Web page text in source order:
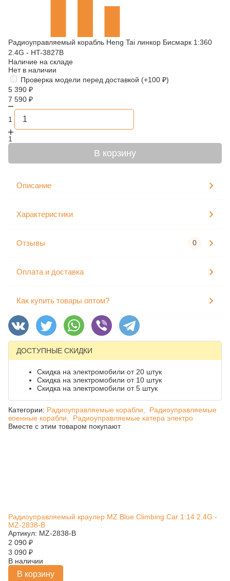
Радиоуправляемый корабль Heng Tai линкор Бисмарк 1:360
2.4G - HT-3827B
Наличие на складе
Нет в наличии
Проверка модели перед доставкой (+100 ₽)
5 390 ₽
7 590 ₽
1
1
В корзину
Описание
Характеристики
Отзывы 0
Оплата и доставка
Как купить товары оптом?
ДОСТУПНЫЕ СКИДКИ
Скидка на электромобили от 20 штук
Скидка на электромобили от 10 штук
Скидка на электромобили от 5 штук
Категории: Радиоуправляемые корабли,
Радиоуправляемые
военные корабли,
Радиоуправляемые катера электро
Вместе с этим товаром покупают
Радиоуправляемый краулер MZ Blue Climbing Car 1:14 2.4G -
MZ-2838-B
Артикул: MZ-2838-B
2 090 ₽
3 090 ₽
В наличии
В корзину